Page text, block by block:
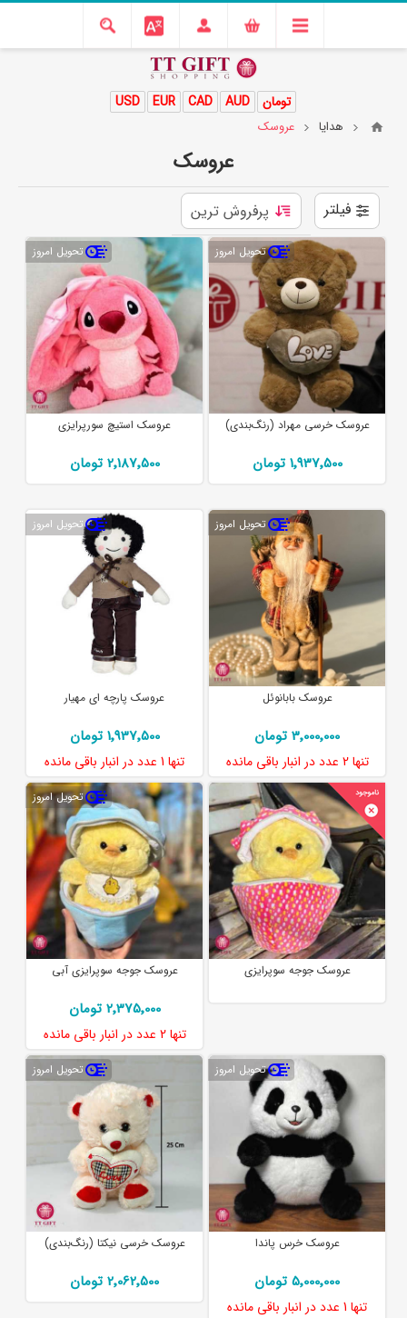
USD EUR CAD AUD تومان
هدایا عروسک
عروسک
فیلتر
تحویل امروز
عروسک خرسی مهراد (رنگ‌بندی)
1٬937٬500 تومان
تحویل امروز
عروسک استیچ سورپرایزی
2٬187٬500 تومان
تحویل امروز
عروسک بابانوئل
3٬000٬000 تومان
تنها 2 عدد در انبار باقی مانده
تحویل امروز
عروسک پارچه ای مهیار
1٬937٬500 تومان
تنها 1 عدد در انبار باقی مانده
عروسک جوجه سوپرایزی
تحویل امروز
عروسک جوجه سوپرایزی آبی
2٬375٬000 تومان
تنها2 عدد در انبار باقی مانده
تحویل امروز
عروسک خرس پاندا
5٬000٬000 تومان
تنها 1 عدد در انبار باقی مانده
تحویل امروز
عروسک خرسی نیکتا (رنگ‌بندی)
2٬062٬500 تومان